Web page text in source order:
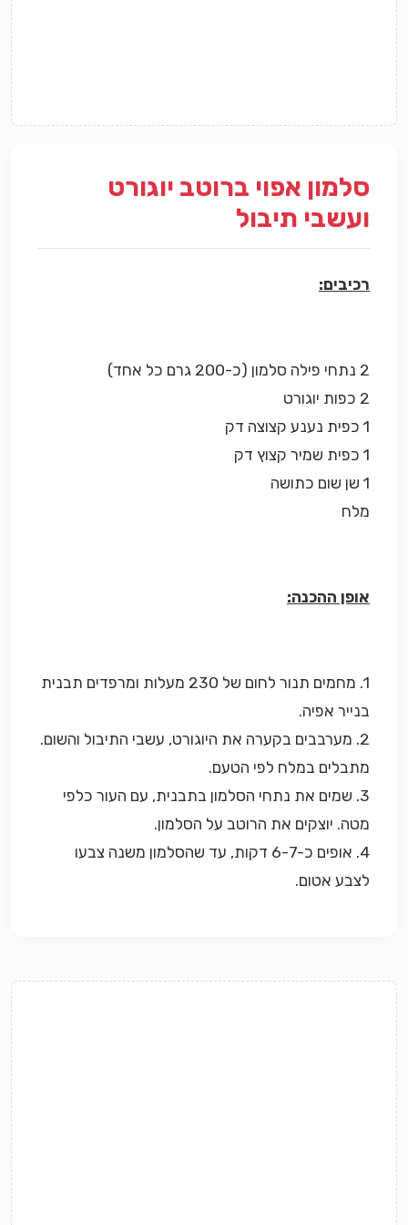
סלמון אפוי ברוטב יוגורט
ועשבי תיבול
רכיבים:
2 נתחי פילה סלמון (כ-200 גרם כל אחד)
2 כפות יוגורט
1 כפית נענע קצוצה דק
1 כפית שמיר קצוץ דק
1 שן שום כתושה
מלח
אופן ההכנה:
1. מחמים תנור לחום של 230 מעלות ומרפדים תבנית
בנייר אפיה.
2. מערבבים בקערה את היוגורט, עשבי התיבול והשום.
מתבלים במלח לפי הטעם.
3. שמים את נתחי הסלמון בתבנית, עם העור כלפי
מטה. יוצקים את הרוטב על הסלמון.
4. אופים כ-6-7 דקות, עד שהסלמון משנה צבעו
לצבע אטום.